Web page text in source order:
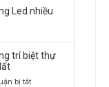
150W,
Sáng
Bền
lắp
Panel
Led nhiều
trí biệt thự
bị tắtở